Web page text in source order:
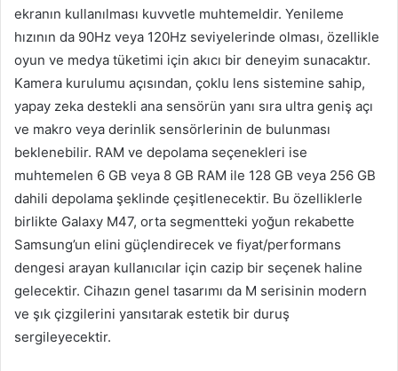
ekranın kullanılması kuvvetle muhtemeldir. Yenileme
hızının da 90Hz veya 120Hz seviyelerinde olması, özellikle
oyun ve medya tüketimi için akıcı bir deneyim sunacaktır.
Kamera kurulumu açısından, çoklu lens sistemine sahip,
yapay zeka destekli ana sensörün yanı sıra ultra geniş açı
ve makro veya derinlik sensörlerinin de bulunması
beklenebilir. RAM ve depolama seçenekleri ise
muhtemelen 6 GB veya 8 GB RAM ile 128 GB veya 256 GB
dahili depolama şeklinde çeşitlenecektir. Bu özelliklerle
birlikte Galaxy M47, orta segmentteki yoğun rekabette
Samsung’un elini güçlendirecek ve fiyat/performans
dengesi arayan kullanıcılar için cazip bir seçenek haline
gelecektir. Cihazın genel tasarımı da M serisinin modern
ve şık çizgilerini yansıtarak estetik bir duruş
sergileyecektir.